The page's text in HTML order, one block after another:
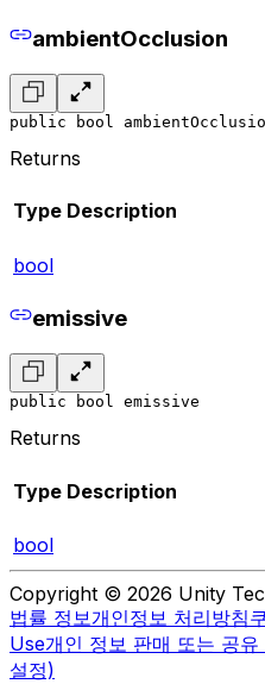
ambientOcclusion
public bool
Returns
Type Description
bool
emissive
public bool emissive
Returns
Type Description
bool
Copyright © 2026 Unity
법률 정보개인정보 처리방침
Use개인 정보 판매 또는 공유
설정)